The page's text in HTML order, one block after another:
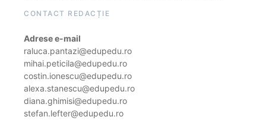
CONTACT REDACȚIE
Adrese e-mail
raluca.pantazi@edupedu.ro
mihai.peticila@edupedu.ro
costin.ionescu@edupedu.ro
alexa.stanescu@edupedu.ro
diana.ghimisi@edupedu.ro
stefan.lefter@edupedu.ro